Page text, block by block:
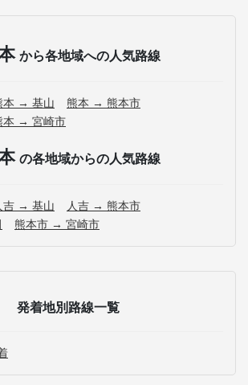
から各地域への人気路線
本 → 基山
熊本 → 熊本市
本 → 宮崎市
の各地域からの人気路線
吉 → 基山
人吉 → 熊本市
熊本市 → 宮崎市
発着地別路線一覧